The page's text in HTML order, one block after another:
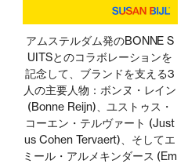
アムステルダム発のBONNE S
UITSとのコラボレーションを
記念して、ブランドを支える3
人の主要人物：ボンヌ・レイン
(Bonne Reijn)、ユストゥス・
コーエン・テルヴァート (Just
us Cohen Tervaert)、そしてエ
ミール・アルメキンダース (Em